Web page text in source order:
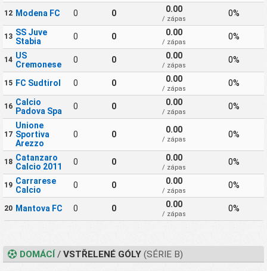
12 Modena FC 0 0 0.00
/ zápas
0%
13 SS Juve
Stabia
0 0 0.00
/ zápas
0%
14 US
Cremonese
0 0 0.00
/ zápas
0%
15 FC Sudtirol 0 0 0.00
/ zápas
0%
16 Calcio
Padova Spa
0 0 0.00
/ zápas
0%
17
Unione
Sportiva
Arezzo
0 0 0.00
/ zápas
0%
18 Catanzaro
Calcio 2011
0 0 0.00
/ zápas
0%
19 Carrarese
Calcio
0 0 0.00
/ zápas
0%
20 Mantova FC 0 0 0.00
/ zápas
0%
DOMÁCÍ /VSTŘELENÉ GÓLY(SÉRIE B)